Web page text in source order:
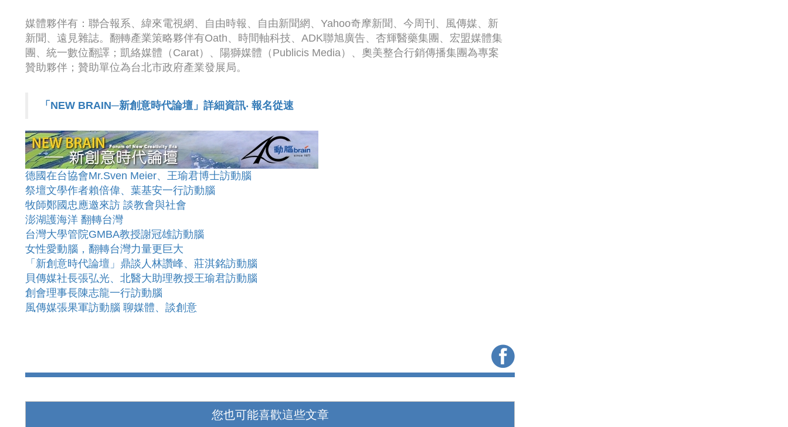
媒體夥伴有：聯合報系、緯來電視網、自由時報、自由新聞網、Yahoo奇摩新聞、今周刊、風傳媒、新
新聞、遠見雜誌。翻轉產業策略夥伴有Oath、時間軸科技、ADK聯旭廣告、杏輝醫藥集團、宏盟媒體集
團、統一數位翻譯；凱絡媒體（Carat）、陽獅媒體（Publicis Media）、奧美整合行銷傳播集團為專案
贊助夥伴；贊助單位為台北市政府產業發展局。
「NEW BRAIN─新創意時代論壇」詳細資訊‧ 報名從速
德國在台協會Mr.Sven Meier、王瑜君博士訪動腦
祭壇文學作者賴倍偉、葉基安一行訪動腦
牧師鄭國忠應邀來訪 談教會與社會​
澎湖護海洋 翻轉台灣
台灣大學管院GMBA教授謝冠雄訪動腦
女性愛動腦，翻轉台灣力量更巨大​
「新創意時代論壇」鼎談人林讚峰、莊淇銘訪動腦
貝傳媒社長張弘光、北醫大助理教授王瑜君訪動腦
創會理事長陳志龍一行訪動腦
風傳媒張果軍訪動腦 聊媒體、談創意
您也可能喜歡這些文章